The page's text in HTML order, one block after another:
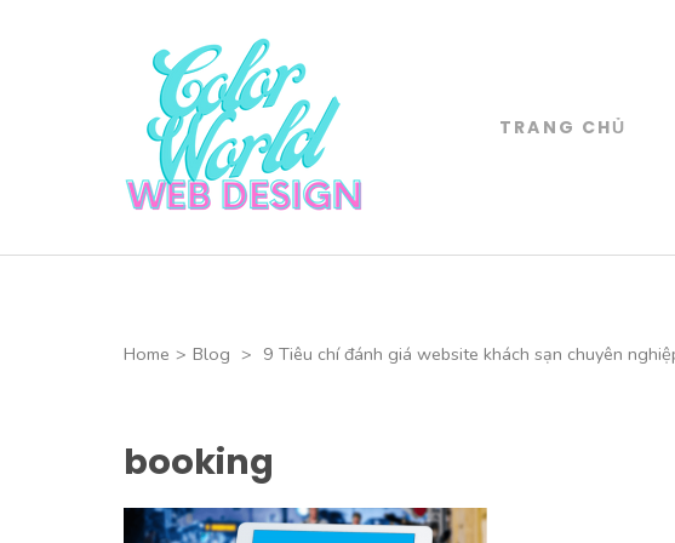
Color World Web
TRANG CHỦ
Home > Blog > 9 Tiêu chí đánh giá website khách sạn chuyên
booking